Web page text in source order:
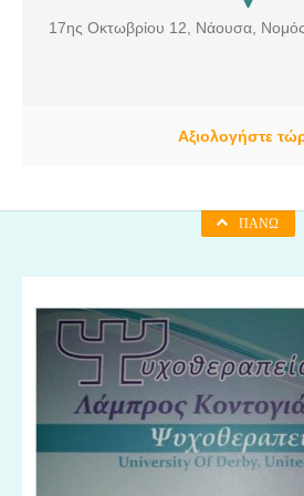
Προαθλητικός / Προσχολικός έλεγχος,
17ης Οκτωβρίου 12, Νάουσα,
Αξιολογήστε
ΠΆΝΩ